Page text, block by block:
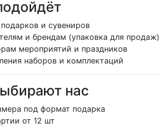
и сувениров
и брендам (упаковка для продаж)
мероприятий и праздников
наборов и комплектаций
нас
под формат подарка
от 12 шт